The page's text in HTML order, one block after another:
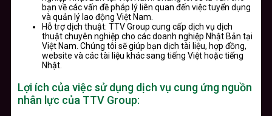
bạn về các vấn đề pháp lý liên quan đến việc tuyển dụng
và quản lý lao động Việt Nam.
Hỗ trợ dịch thuật: TTV Group cung cấp dịch vụ dịch
thuật chuyên nghiệp cho các doanh nghiệp Nhật Bản tại
Việt Nam. Chúng tôi sẽ giúp bạn dịch tài liệu, hợp đồng,
website và các tài liệu khác sang tiếng Việt hoặc tiếng
Nhật.
Lợi ích của việc sử dụng dịch vụ cung ứng nguồn
nhân lực của TTV Group: